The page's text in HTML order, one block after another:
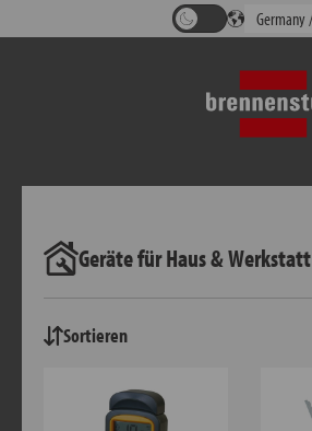
Geräte für Haus & Werkstatt
Sortieren